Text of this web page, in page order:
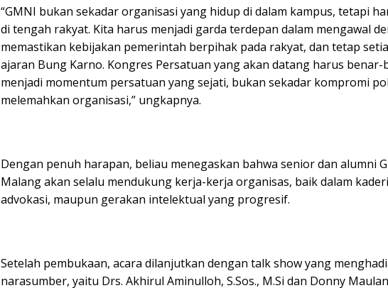
“GMNI bukan sekadar organisasi yang hidup di dalam kampus, tetapi
di tengah rakyat. Kita harus menjadi garda terdepan dalam mengawal
memastikan kebijakan pemerintah berpihak pada rakyat, dan tetap
ajaran Bung Karno. Kongres Persatuan yang akan datang harus benar-
menjadi momentum persatuan yang sejati, bukan sekadar kompromi
melemahkan organisasi,” ungkapnya.
Dengan penuh harapan, beliau menegaskan bahwa senior dan alumni
Malang akan selalu mendukung kerja-kerja organisas, baik dalam
advokasi, maupun gerakan intelektual yang progresif.
Setelah pembukaan, acara dilanjutkan dengan talk show yang
narasumber, yaitu Drs. Akhirul Aminulloh, S.Sos., M.Si dan Donny